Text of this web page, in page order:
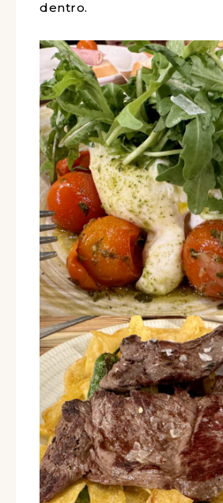
dentro.